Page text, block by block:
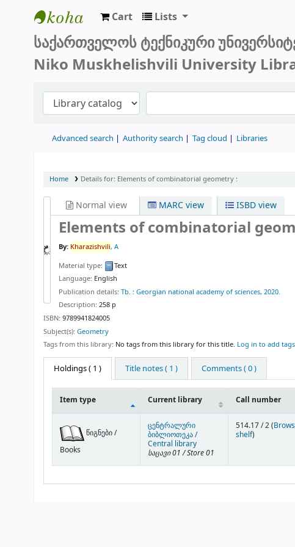
სტუ-ს ბიბლიოთეკა
Cart Lists
საქართველოს ტექნიკური
Niko Muskhelishvili University
Advanced search Authority search Tag cloud Libraries
Home Details for: Elements of combinatorial geometry :
Normal view MARC view ISBD view
Elements of combinatorial
By: Kharazishvili, A
Material type:
Text
Language: English
Publication details: Tb. : Georgian national academy of sciences, 2020.
Description: 258 p
ISBN: 9789941824005
Subject(s): Geometry
Tags from this library: No tags from this library for this title. Log in to add
Holdings( 1 ) Title notes ( 1 ) Comments ( 0 )
Item type Current library Call number
წიგნები /
Books
ცენტრალური
ბიბლიოთეკა /
Central library
საცავი 01 / Store 01
514.17 / 2 (
shelf(Opens below)
)